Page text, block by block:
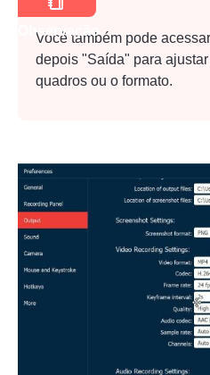
Passo 1.
Observação
Você também pode
depois "Saída" para
quadros ou o formato.